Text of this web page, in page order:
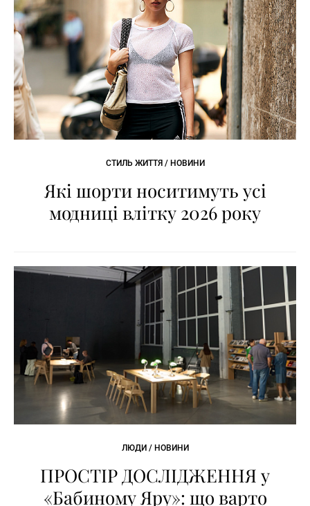
СТИЛЬ ЖИТТЯ / НОВИНИ
Які шорти носитимуть усі
модниці влітку 2026 року
ЛЮДИ / НОВИНИ
ПРОСТІР ДОСЛІДЖЕННЯ у
«Бабиному Яру»: що варто